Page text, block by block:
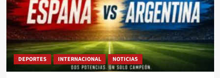
DEPORTES INTERNACIONAL NOTICIAS